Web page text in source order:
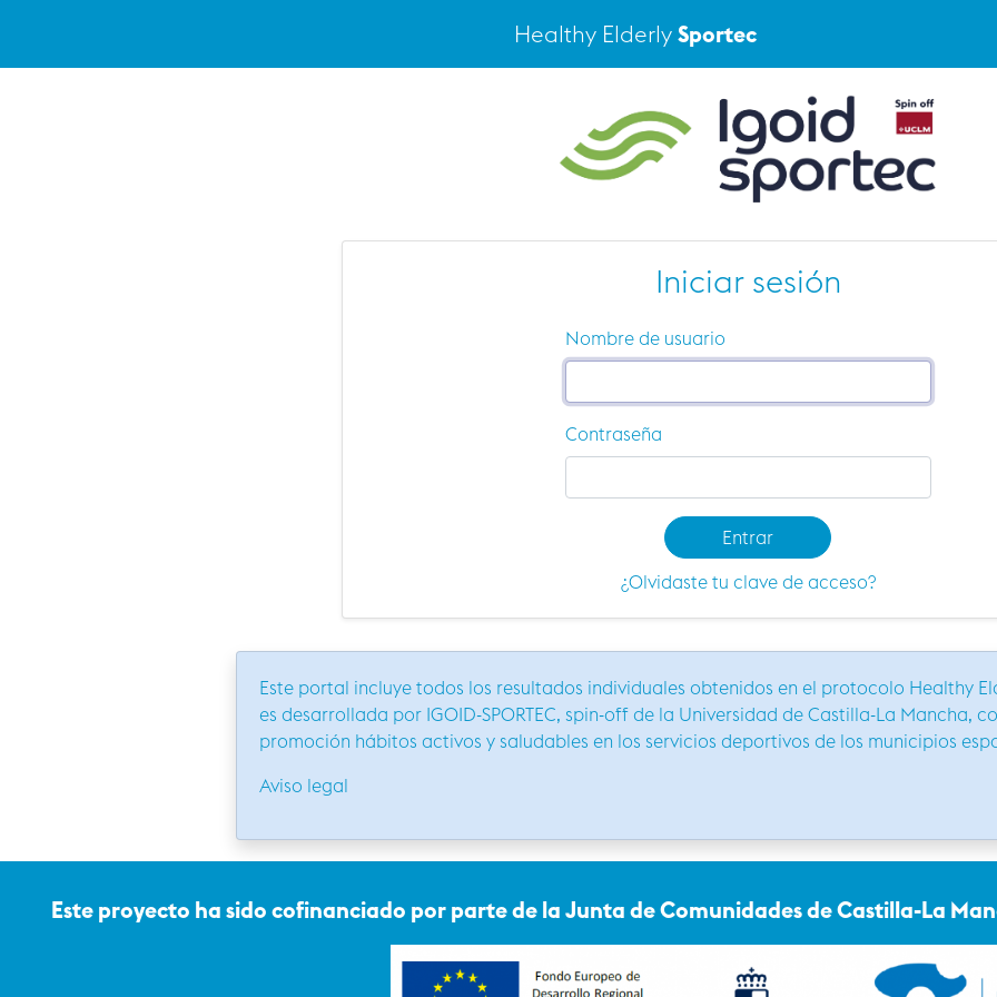
Healthy ElderlySportec
Iniciar sesión
Nombre de usuario
Contraseña
Entrar
¿Olvidaste tu clave de acceso?
Este portal incluye todos los resultados individuales obtenidos en el protocolo Healthy
es desarrollada por IGOID-SPORTEC, spin-off de la Universidad de Castilla-La Mancha,
promoción hábitos activos y saludables en los servicios deportivos de los municipios
Aviso legal
Este proyecto ha sido cofinanciado por parte de la Junta de Comunidades de Castilla-La